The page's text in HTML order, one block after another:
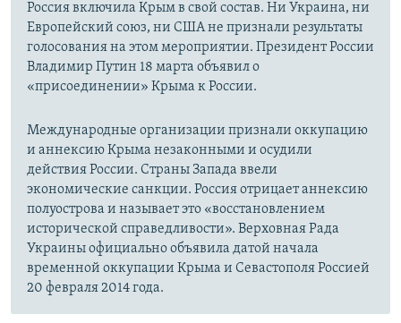
Россия включила Крым в свой состав. Ни Украина, ни
Европейский союз, ни США не признали результаты
голосования на этом мероприятии. Президент России
Владимир Путин 18 марта объявил о
«присоединении» Крыма к России.
Международные организации признали оккупацию
и аннексию Крыма незаконными и осудили
действия России. Страны Запада ввели
экономические санкции. Россия отрицает аннексию
полуострова и называет это «восстановлением
исторической справедливости». Верховная Рада
Украины официально объявила датой начала
временной оккупации Крыма и Севастополя Россией
20 февраля 2014 года.